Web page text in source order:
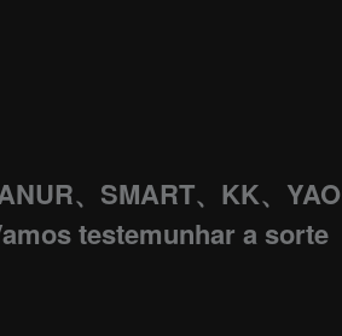
、SMART、KK、YAO
testemunhar a sorte